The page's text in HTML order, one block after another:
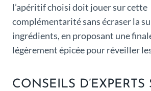
l’apéritif choisi doit jouer sur cette
complémentarité sans écraser la
ingrédients, en proposant une
légèrement épicée pour réveiller
CONSEILS D’EXPERTS